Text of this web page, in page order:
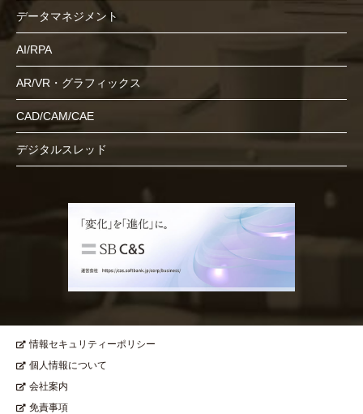
データマネジメント
AI/RPA
AR/VR・グラフィックス
CAD/CAM/CAE
デジタルスレッド
情報セキュリティーポリシー
個人情報について
会社案内
免責事項